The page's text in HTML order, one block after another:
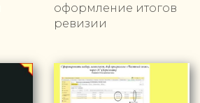
оформление итогов
ревизии